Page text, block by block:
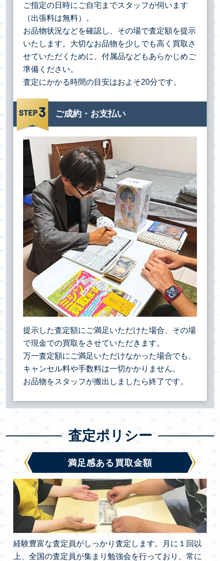
ご指定の日時にご自宅までスタッフが伺います
（出張料は無料）。
お品物状況などを確認し、その場で査定額を提示
いたします。大切なお品物を少しでも高く買取さ
せていただくために、付属品などもあらかじめご
準備ください。
査定にかかる時間の目安はおよそ20分です。
ご成約・お支払い
提示した査定額にご満足いただけた場合、その場
で現金での買取をさせていただきます。
万一査定額にご満足いただけなかった場合でも、
キャンセル料や手数料は一切かかりません。
お品物をスタッフが搬出しましたら終了です。
査定ポリシー
満足感ある買取金額
経験豊富な査定員がしっかり査定します。月に１回以
上、全国の査定員が集まり勉強会を行っており、常に